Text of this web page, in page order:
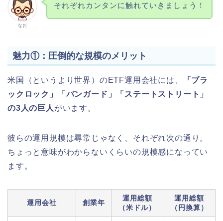
なお
それぞれカンタンに触れていきましょう！
魅力①：圧倒的な規模のメリット
米国（というより世界）のETF運用会社には、
「ブラ
ックロック」「バンガード」「ステートストリート」
の3人の巨人 がいます。
彼らの運用規模は尋常じゃなく、それぞれ次の通り。
ちょっと意味がわからないくらいの規模感になってい
ます。
運用会社 創業年
運用総額
（米ドル）
運用総額
（円換算）